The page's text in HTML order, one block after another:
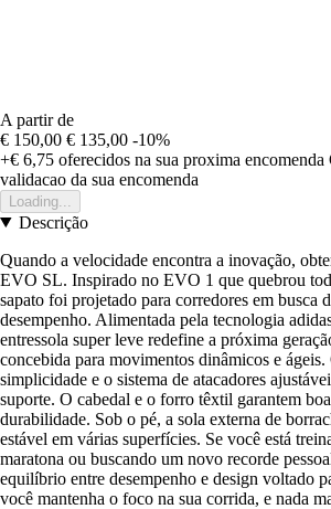
A partir de
€ 150,00 € 135,00 -10%
+€ 6,75 oferecidos na sua proxima encomenda
validacao da sua encomenda
Loading...
Descrição
Quando a velocidade encontra a inovação,
EVO SL. Inspirado no EVO 1 que quebrou
sapato foi projetado para corredores em busca
desempenho. Alimentada pela tecnologia
entressola super leve redefine a próxima
concebida para movimentos dinâmicos e ágeis.
simplicidade e o sistema de atacadores
suporte. O cabedal e o forro têxtil garantem
durabilidade. Sob o pé, a sola externa de
estável em várias superfícies. Se você está
maratona ou buscando um novo recorde
equilíbrio entre desempenho e design voltado
você mantenha o foco na sua corrida, e nada